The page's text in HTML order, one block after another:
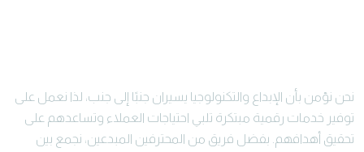
نحن نؤمن بأن الإبداع والتكنولوجيا يسيران جنبًا إلى جنب، لذا نعمل على
توفير خدمات رقمية مبتكرة تلبي احتياجات العملاء وتساعدهم على
تحقيق أهدافهم. بفضل فريق من المحترفين المبدعين، نجمع بين